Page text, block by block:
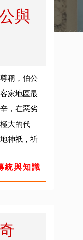
與
稱，伯公
家地區最
，在惡劣
大的代
神祇，祈
統與知識